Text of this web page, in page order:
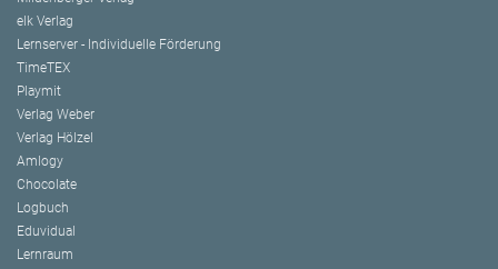
elk Verlag
Lernserver - Individuelle Förderung
TimeTEX
Playmit
Verlag Weber
Verlag Hölzel
Amlogy
Chocolate
Logbuch
Eduvidual
Lernraum